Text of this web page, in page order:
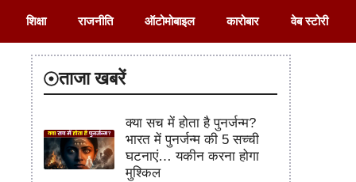
शिक्षा राजनीति ऑटोमोबाइल कारोबार वेब स्टोरी
ताजा खबरें
क्या सच में होता है पुनर्जन्म?
भारत में पुनर्जन्म की 5 सच्ची
घटनाएं… यकीन करना होगा
मुश्किल